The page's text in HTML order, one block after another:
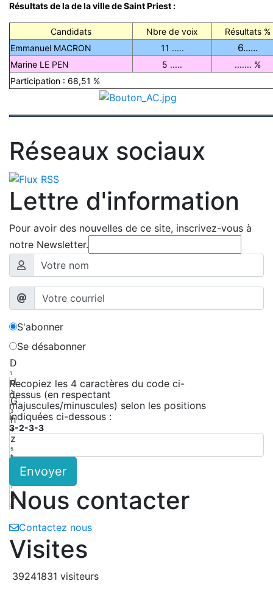
Résultats de la de la ville de Saint Priest :
Candidats Nbre de voix
Résultats %
Emmanuel MACRON
11 ..... 6......
Marine LE PEN 5 .....
....... %
Participation : 68,51 %
Réseaux sociaux
Lettre d'information
Pour avoir des nouvelles de ce site, inscrivez-vous à
notre Newsletter.
S'abonner
Se désabonner
D
1
d
2
G
3
h
4
z
5
t
7
c
8
Recopiez les 4 caractères du code ci-
dessus (en respectant
majuscules/minuscules) selon les positions
indiquées ci-dessous :
3-2-3-3
Envoyer
Nous contacter
Contactez nous
Visites
39241831 visiteurs